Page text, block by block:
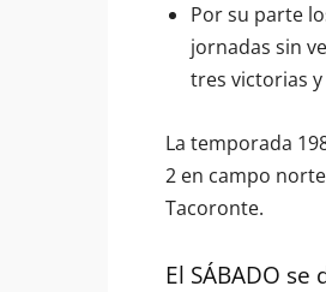
Por su parte
jornadas sin
tres victorias
La temporada
2 en campo
Tacoronte.
El SÁBADO